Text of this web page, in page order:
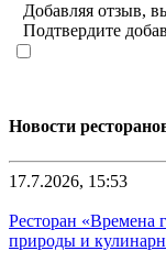
Добавляя отзыв,
Подтвердите
Новости
17.7.2026, 15:53
Ресторан «Времена
природы и